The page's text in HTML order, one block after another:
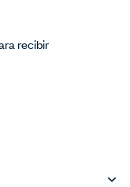
recibir